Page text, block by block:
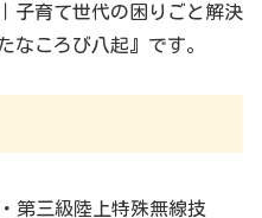
子育て世代の困りごと解決
なころび八起』です。
第三級陸上特殊無線技